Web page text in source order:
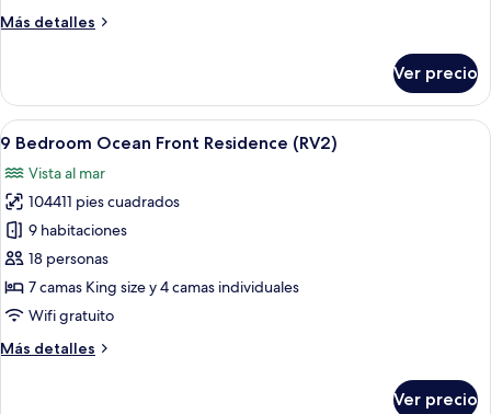
Residence
Más detalles
Más
Bedroom
Ocean
Front
(RV31)
Ver precio
Abrir
todas
las
fotos
de
9
Bedroom
Ocean
Residence
Un resort lujoso con piscina,
19
9 Bedroom Ocean Front Residence (RV2)
Vista al mar
104411 pies cuadrados
9 habitaciones
18 personas
7 camas King size y 4 camas individuales
Wifi gratuito
Más detalles
Más
Ver precio